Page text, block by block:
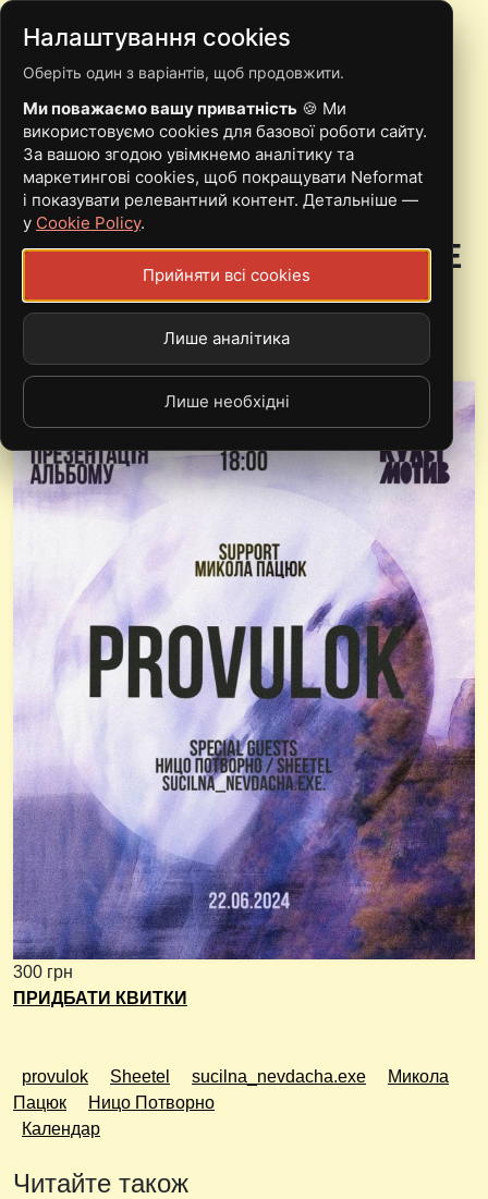
22.06 | КИЇВ |
PROVULOK, МИКОЛА
ПАЦЮК, НИЦО
ПОТВОРНО, SHEETEL,
SUCILNA_NEVDACHA.EXE
Sat, 22.06.24 - 06:00
КультМотив
300 грн
ПРИДБАТИ КВИТКИ
provulok Sheetel sucilna_nevdacha.exe
Микола
Пацюк
Ницо Потворно
Календар
Читайте також
Налаштування cookies
Оберіть один з варіантів, щоб продовжити.
Ми поважаємо вашу приватність 🍪 Ми
використовуємо cookies для базової роботи сайту.
За вашою згодою увімкнемо аналітику та
маркетингові cookies, щоб покращувати Neformat
і показувати релевантний контент. Детальніше —
у Cookie Policy.
Прийняти всі cookies
Лише аналітика
Лише необхідні